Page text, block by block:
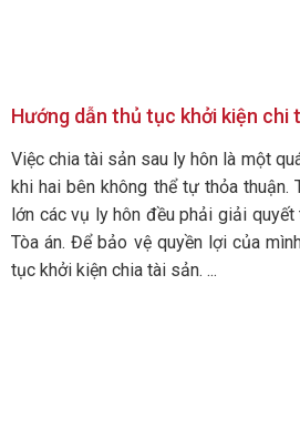
Hướng dẫn thủ tục khởi kiện chi
Việc chia tài sản sau ly hôn là một
khi hai bên không thể tự thỏa thuận.
lớn các vụ ly hôn đều phải giải
Tòa án. Để bảo vệ quyền lợi của
tục khởi kiện chia tài sản. ...